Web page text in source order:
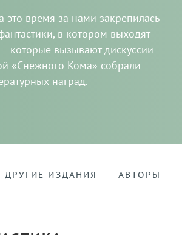
время за нами закрепилась
в котором выходят
которые вызывают дискуссии
«Снежного Кома» собрали
наград.
ДРУГИЕ ИЗДАНИЯ АВТОРЫ